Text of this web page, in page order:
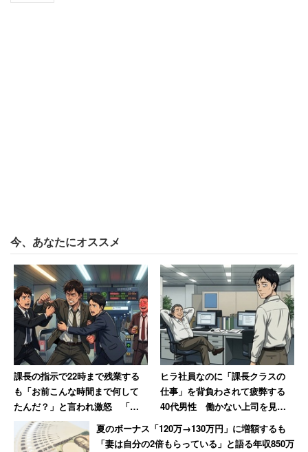
今、あなたにオススメ
課長の指示で22時まで残業する
も「お前こんな時間まで何して
たんだ？」と言われ激怒 「課
長を殴ろうとしました」と語る
男性の結末
ヒラ社員なのに「課長クラスの
仕事」を背負わされて疲弊する
40代男性 働かない上司を見て
気づいた「残酷な事実」
夏のボーナス「120万→130万円」に増額するも
「妻は自分の2倍もらっている」と語る年収850万